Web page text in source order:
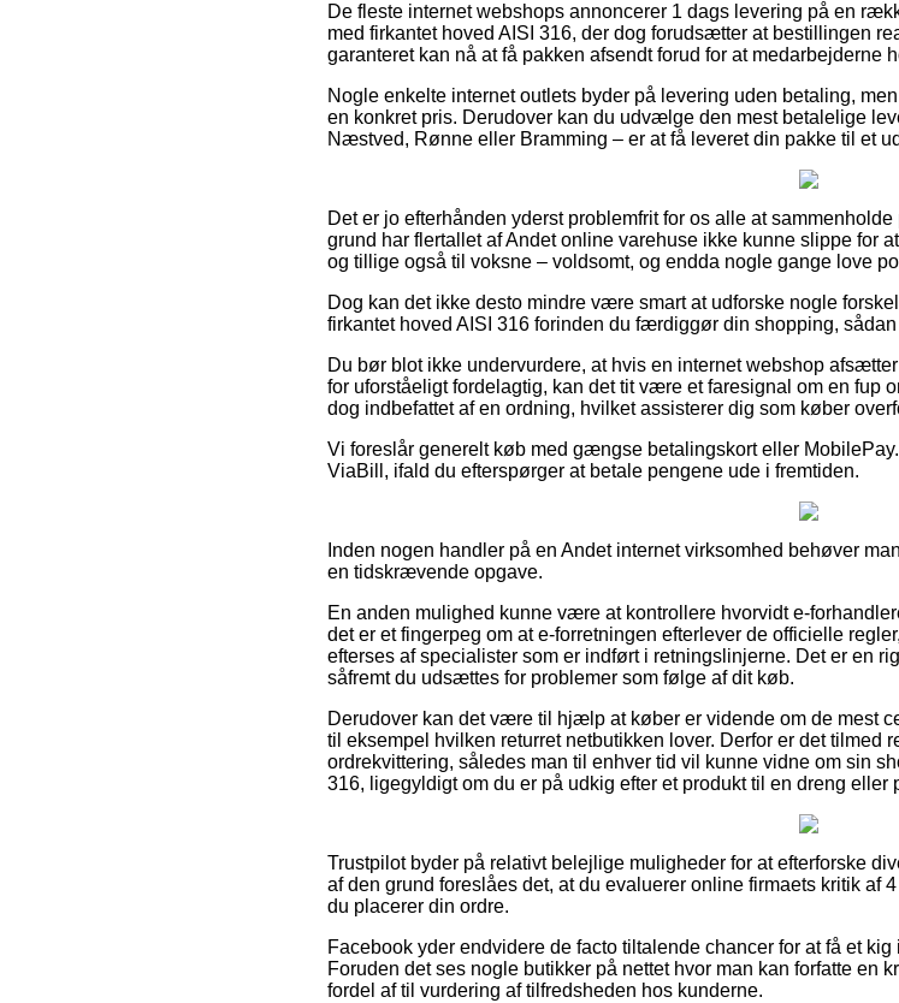
De fleste internet webshops annoncerer 1 dags levering på en
med firkantet hoved AISI 316, der dog forudsætter at bestillingen
garanteret kan nå at få pakken afsendt forud for at medarbejderne
Nogle enkelte internet outlets byder på levering uden betaling,
en konkret pris. Derudover kan du udvælge den mest betalelige
Næstved, Rønne eller Bramming – er at få leveret din pakke til et
Det er jo efterhånden yderst problemfrit for os alle at
grund har flertallet af Andet online varehuse ikke kunne slippe for
og tillige også til voksne – voldsomt, og endda nogle gange love
Dog kan det ikke desto mindre være smart at udforske nogle
firkantet hoved AISI 316 forinden du færdiggør din shopping,
Du bør blot ikke undervurdere, at hvis en internet webshop
for uforståeligt fordelagtig, kan det tit være et faresignal om en fup
dog indbefattet af en ordning, hvilket assisterer dig som køber
Vi foreslår generelt køb med gængse betalingskort eller
ViaBill, ifald du efterspørger at betale pengene ude i fremtiden.
Inden nogen handler på en Andet internet virksomhed behøver
en tidskrævende opgave.
En anden mulighed kunne være at kontrollere hvorvidt e-
det er et fingerpeg om at e-forretningen efterlever de officielle
efterses af specialister som er indført i retningslinjerne. Det er en
såfremt du udsættes for problemer som følge af dit køb.
Derudover kan det være til hjælp at køber er vidende om de mest
til eksempel hvilken returret netbutikken lover. Derfor er det tilmed
ordrekvittering, således man til enhver tid vil kunne vidne om sin
316, ligegyldigt om du er på udkig efter et produkt til en dreng eller
Trustpilot byder på relativt belejlige muligheder for at efterforske
af den grund foreslåes det, at du evaluerer online firmaets kritik af
du placerer din ordre.
Facebook yder endvidere de facto tiltalende chancer for at få et
Foruden det ses nogle butikker på nettet hvor man kan forfatte en
fordel af til vurdering af tilfredsheden hos kunderne.